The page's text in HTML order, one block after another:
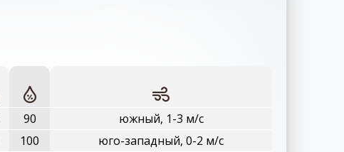
90
южный, 1-3 м/с
100
юго-западный, 0-2 м/с